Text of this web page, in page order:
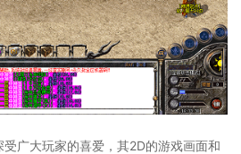
广大玩家的喜爱，其2D的游戏画面和